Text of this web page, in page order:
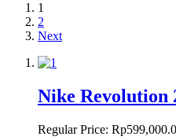
1
2
Next
Nike Revolution
Regular Price: